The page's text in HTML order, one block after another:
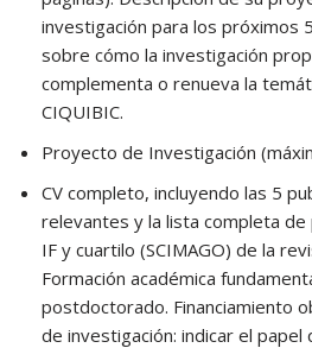
investigación para los próximos
sobre cómo la investigación
complementa o renueva la
CIQUIBIC.
Proyecto de Investigación
CV completo, incluyendo las 5
relevantes y la lista completa de
IF y cuartilo (SCIMAGO) de la
Formación académica
postdoctorado. Financiamiento
de investigación: indicar el papel